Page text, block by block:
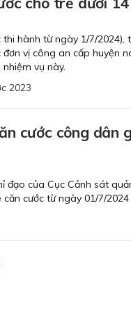
hành từ ngày 1/7/2024),
vị công an cấp huyện
vụ này.
2023
cước công dân
đạo của Cục Cảnh sát
cước từ ngày 01/7/